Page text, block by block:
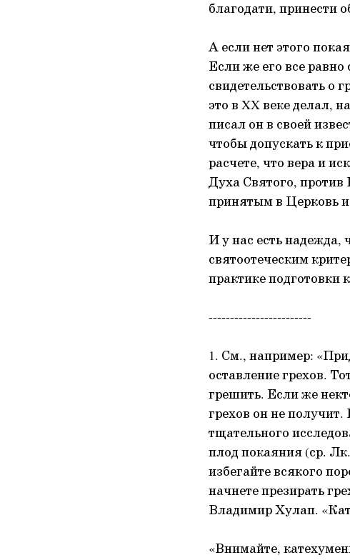
благодати, принести
А если нет этого
Если же его все
свидетельствовать о
это в XX веке делал,
писал он в своей
чтобы допускать к
расчете, что вера и
Духа Святого, против
принятым в Церковь
И у нас есть надежда,
святоотеческим
практике подготовки
------------------------
1. См., например:
оставление грехов.
грешить. Если же
грехов он не
тщательного
плод покаяния (ср.
избегайте всякого
начнете презирать
Владимир Хулап.
«Внимайте,